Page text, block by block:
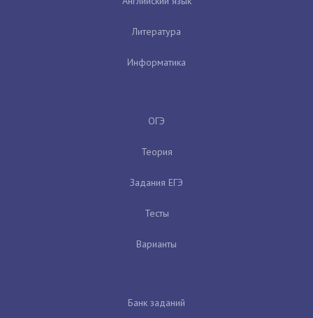
Литература
Информатика
ОГЭ
Теория
Задания ЕГЭ
Тесты
Варианты
Банк заданий